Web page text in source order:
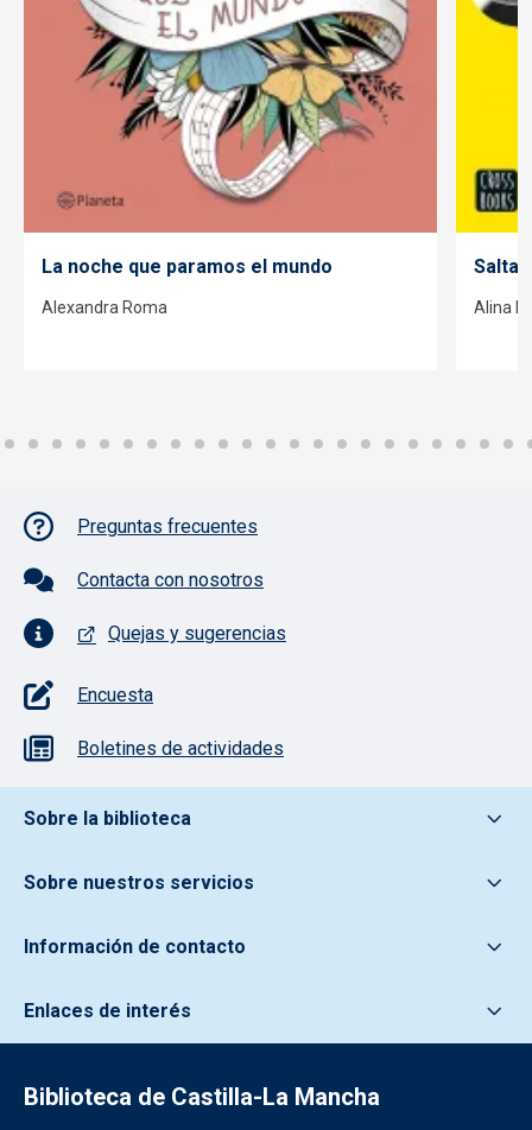
La noche que paramos el mundo
Alexandra Roma Alina
Pie de página con iconos
Preguntas frecuentes
Contacta con nosotros
Quejas y sugerencias
Encuesta
Boletines de actividades
Pie de pagina información
Sobre la biblioteca
Sobre nuestros servicios
Información de contacto
Enlaces de interés
Biblioteca de Castilla-La Mancha